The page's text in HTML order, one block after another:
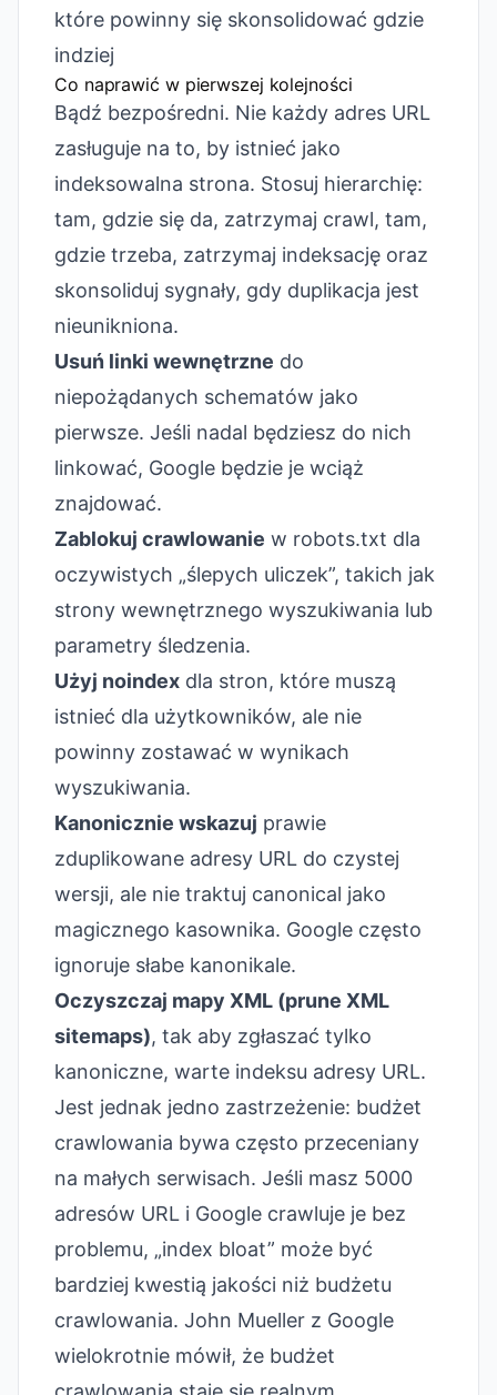
które powinny się skonsolidować gdzie
indziej
Co naprawić w pierwszej kolejności
Bądź bezpośredni. Nie każdy adres URL
zasługuje na to, by istnieć jako
indeksowalna strona. Stosuj hierarchię:
tam, gdzie się da, zatrzymaj crawl, tam,
gdzie trzeba, zatrzymaj indeksację oraz
skonsoliduj sygnały, gdy duplikacja jest
nieunikniona.
Usuń linki wewnętrzne do
niepożądanych schematów jako
pierwsze. Jeśli nadal będziesz do nich
linkować, Google będzie je wciąż
znajdować.
Zablokuj crawlowanie w robots.txt dla
oczywistych „ślepych uliczek”, takich jak
strony wewnętrznego wyszukiwania lub
parametry śledzenia.
Użyj noindex dla stron, które muszą
istnieć dla użytkowników, ale nie
powinny zostawać w wynikach
wyszukiwania.
Kanonicznie wskazuj prawie
zduplikowane adresy URL do czystej
wersji, ale nie traktuj canonical jako
magicznego kasownika. Google często
ignoruje słabe kanonikale.
Oczyszczaj mapy XML (prune XML
sitemaps), tak aby zgłaszać tylko
kanoniczne, warte indeksu adresy URL.
Jest jednak jedno zastrzeżenie: budżet
crawlowania bywa często przeceniany
na małych serwisach. Jeśli masz 5000
adresów URL i Google crawluje je bez
problemu, „index bloat” może być
bardziej kwestią jakości niż budżetu
crawlowania. John Mueller z Google
wielokrotnie mówił, że budżet